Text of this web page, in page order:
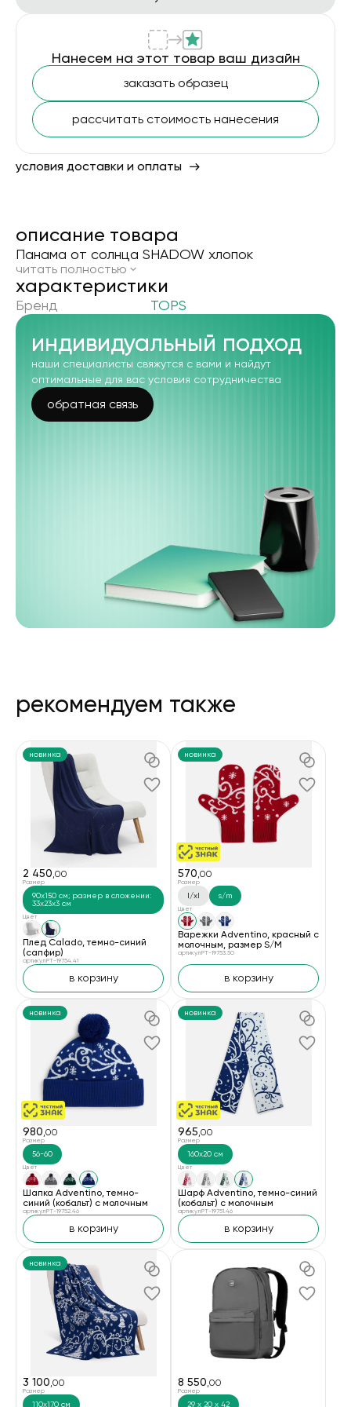
Нанесем на этот товар ваш дизайн
заказать образец
рассчитать стоимость нанесения
условия доставки и оплаты
описание товара
Панама от солнца SHADOW хлопок
читать полностью
xарактеристики
Бренд TOPS
индивидуальный подход
наши специалисты свяжутся с вами и найдут
оптимальные для вас условия сотрудничества
обратная связь
рекомендуем также
новинка
2 450,00
Размер
90x150 см; размер в сложении:
33x23x3 см
Цвет
Плед Calado, темно-синий
(сапфир)
артикул PT-19754.41
в корзину
новинка
570,00
Размер
l/xl s/m
Цвет
Варежки Adventino, красный с
молочным, размер S/M
артикул PT-19753.50
в корзину
новинка
980,00
Размер
56-60
Цвет
Шапка Adventino, темно-
синий (кобальт) с молочным
артикул PT-19752.46
в корзину
новинка
965,00
Размер
160x20 см
Цвет
Шарф Adventino, темно-синий
(кобальт) с молочным
артикул PT-19751.46
в корзину
новинка
3 100,00
Размер
110x170 см
8 550,00
Размер
29 х 20 х 42